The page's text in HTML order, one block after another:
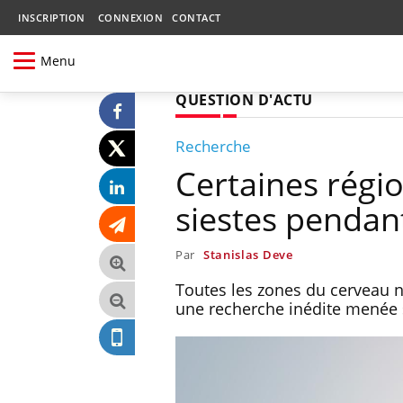
INSCRIPTION CONNEXION CONTACT
Menu
QUESTION D'ACTU
Recherche
Certaines
siestes
Par Stanislas Deve
Toutes les zones du cerveau
une recherche inédite